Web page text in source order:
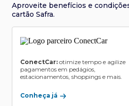
Aproveite benefícios e
cartão Safra.
ConectCar: otimize tempo e agilize
pagamentos em pedágios,
estacionamentos, shoppings e mais.
Conheça já